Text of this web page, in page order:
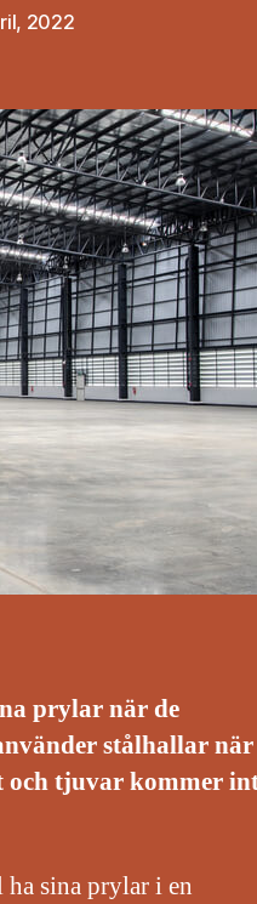
2022
prylar när de
stålhallar när
och tjuvar kommer
sina prylar i en